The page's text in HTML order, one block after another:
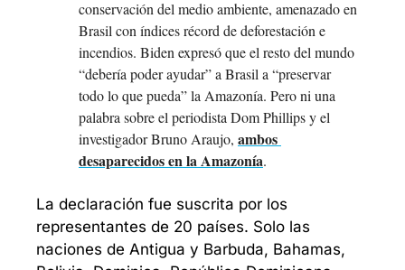
conservación del medio ambiente, amenazado en
Brasil con índices récord de deforestación e
incendios. Biden expresó que el resto del mundo
“debería poder ayudar” a Brasil a “preservar
todo lo que pueda” la Amazonía. Pero ni una
palabra sobre el periodista Dom Phillips y el
investigador Bruno Araujo, ambos
desaparecidos en la Amazonía.
La declaración fue suscrita por los
representantes de 20 países. Solo las
naciones de Antigua y Barbuda, Bahamas,